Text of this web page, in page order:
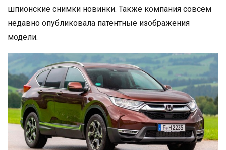
шпионские снимки новинки. Также компания совсем
недавно опубликовала патентные изображения
модели.